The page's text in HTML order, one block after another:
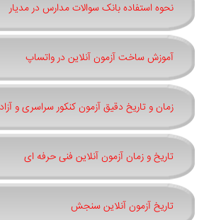
نحوه استفاده بانک سوالات مدارس در مدیار
آموزش ساخت آزمون آنلاین در واتساپ
زمان و تاریخ دقیق آزمون کنکور سراسری و آزاد
تاریخ و زمان آزمون آنلاین فنی حرفه ای
تاریخ آزمون آنلاین سنجش